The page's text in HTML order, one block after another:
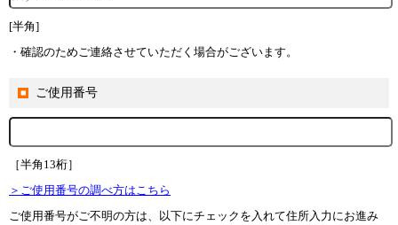
[半角]
・確認のためご連絡させていただく場合がございます。
ご使用番号
［半角13桁］
＞ご使用番号の調べ方はこちら
ご使用番号がご不明の方は、以下にチェックを入れて住所入力にお進み